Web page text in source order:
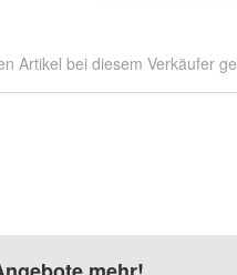
Artikel bei diesem Verkäufer